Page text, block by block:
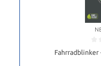
Fahrradblinker